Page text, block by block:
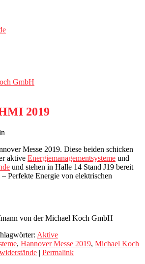
2019
Messe 2019. Diese beiden schicken
aktive Energiemanagementsysteme und
und stehen in Halle 14 Stand J19 bereit
Perfekte Energie von elektrischen
von der Michael Koch GmbH
Aktive
, Hannover Messe 2019, Michael Koch
| Permalink